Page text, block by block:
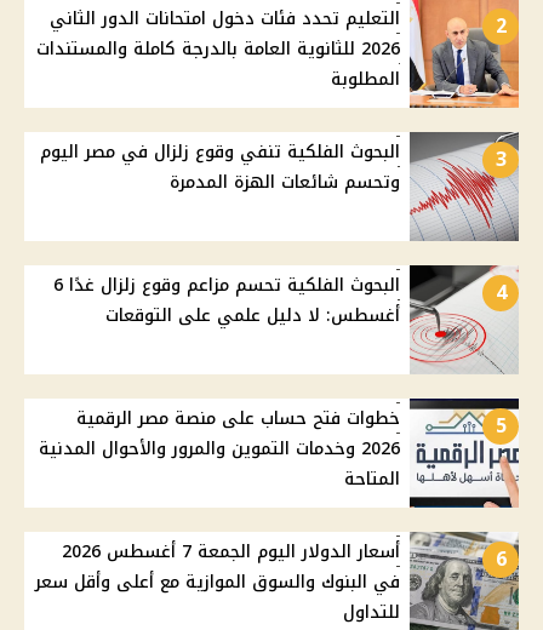
2
التعليم تحدد فئات دخول امتحانات الدور الثاني
2026 للثانوية العامة بالدرجة كاملة والمستندات
المطلوبة
3
البحوث الفلكية تنفي وقوع زلزال في مصر اليوم
وتحسم شائعات الهزة المدمرة
4
البحوث الفلكية تحسم مزاعم وقوع زلزال غدًا 6
أغسطس: لا دليل علمي على التوقعات
5
خطوات فتح حساب على منصة مصر الرقمية
2026 وخدمات التموين والمرور والأحوال المدنية
المتاحة
6
أسعار الدولار اليوم الجمعة 7 أغسطس 2026
في البنوك والسوق الموازية مع أعلى وأقل سعر
للتداول